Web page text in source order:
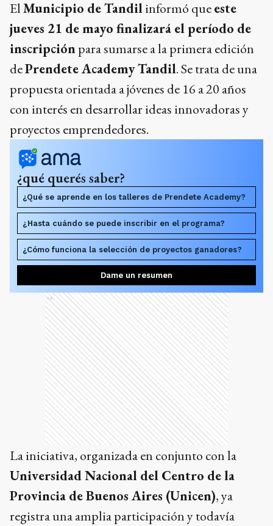
ElMunicipio de Tandilinformó queeste
jueves 21 de mayo finalizará el período de
inscripciónpara sumarse a la primera edición
dePrendete Academy Tandil. Se trata de una
propuesta orientada a jóvenes de 16 a 20 años
con interés en desarrollar ideas innovadoras y
proyectos emprendedores.
¿qué querés saber?
¿Qué se aprende en los talleres de Prendete Academy?
¿Hasta cuándo se puede inscribir en el programa?
¿Cómo funciona la selección de proyectos ganadores?
Dame un resumen
Ads
La iniciativa, organizada en conjunto con la
Universidad Nacional del Centro de la
Provincia de Buenos Aires (Unicen), ya
registra una amplia participación y todavía